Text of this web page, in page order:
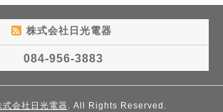
株式会社日光電器
084-956-3883
式会社日光電器 . All Rights Reserved.